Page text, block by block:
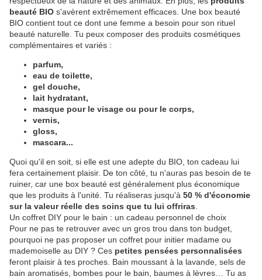
beauté BIO s'avèrent extrêmement efficaces. Une box beauté
BIO contient tout ce dont une femme a besoin pour son rituel
beauté naturelle. Tu peux composer des produits cosmétiques
complémentaires et variés :
parfum,
eau de toilette,
gel douche,
lait hydratant,
masque pour le visage ou pour le corps,
vernis,
gloss,
mascara...
Quoi qu'il en soit, si elle est une adepte du BIO, ton cadeau lui
fera certainement plaisir. De ton côté, tu n'auras pas besoin de te
ruiner, car une box beauté est généralement plus économique
que les produits à l'unité. Tu réaliseras jusqu'à 50 % d'économie
sur la valeur réelle des soins que tu lui offriras
Un coffret DIY pour le bain : un cadeau personnel de choix
Pour ne pas te retrouver avec un gros trou dans ton budget,
pourquoi ne pas proposer un coffret pour initier madame ou
mademoiselle au DIY ? Ces petites pensées personnalisées
feront plaisir à tes proches. Bain moussant à la lavande, sels de
bain aromatisés, bombes pour le bain, baumes à lèvres… Tu as